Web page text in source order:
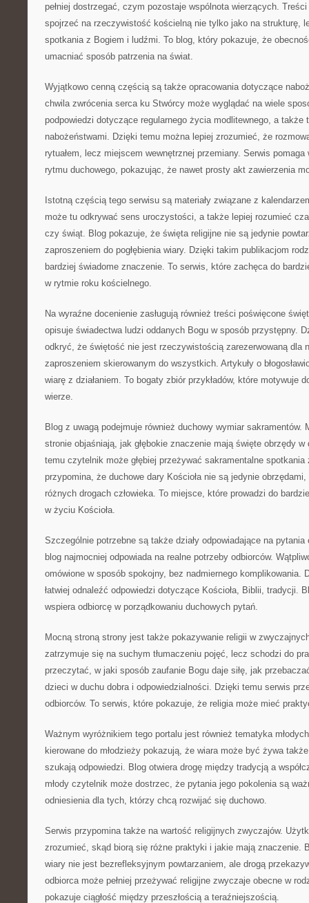
pełniej dostrzegać, czym pozostaje wspólnota wierzących.
spojrzeć na rzeczywistość kościelną nie tylko jako na strukturę,
spotkania z Bogiem i ludźmi. To blog, który pokazuje, że
umacniać sposób patrzenia na świat.
Wyjątkowo cenną częścią są także opracowania dotyczące
chwila zwrócenia serca ku Stwórcy może wyglądać na wiele
podpowiedzi dotyczące regularnego życia modlitewnego, a także
nabożeństwami. Dzięki temu można lepiej zrozumieć, że
rytuałem, lecz miejscem wewnętrznej przemiany. Serwis pomaga
rytmu duchowego, pokazując, że nawet prosty akt zawierzenia
Istotną częścią tego serwisu są materiały związane z
może tu odkrywać sens uroczystości, a także lepiej rozumieć
czy świąt. Blog pokazuje, że święta religijne nie są jedynie
zaproszeniem do pogłębienia wiary. Dzięki takim publikacjom
bardziej świadome znaczenie. To serwis, które zachęca do
w rytmie roku kościelnego.
Na wyraźne docenienie zasługują również treści poświęcone
opisuje świadectwa ludzi oddanych Bogu w sposób przystępny.
odkryć, że świętość nie jest rzeczywistością zarezerwowaną dla
zaproszeniem skierowanym do wszystkich. Artykuły o
wiarę z działaniem. To bogaty zbiór przykładów, które motywuje
wierze.
Blog z uwagą podejmuje również duchowy wymiar sakramentów.
stronie objaśniają, jak głębokie znaczenie mają święte obrzędy
temu czytelnik może głębiej przeżywać sakramentalne
przypomina, że duchowe dary Kościoła nie są jedynie
różnych drogach człowieka. To miejsce, które prowadzi do
w życiu Kościoła.
Szczególnie potrzebne są także działy odpowiadające na pytania
blog najmocniej odpowiada na realne potrzeby odbiorców.
omówione w sposób spokojny, bez nadmiernego komplikowania.
łatwiej odnaleźć odpowiedzi dotyczące Kościoła, Biblii, tradycji.
wspiera odbiorcę w porządkowaniu duchowych pytań.
Mocną stroną strony jest także pokazywanie religii w
zatrzymuje się na suchym tłumaczeniu pojęć, lecz schodzi do
przeczytać, w jaki sposób zaufanie Bogu daje siłę, jak
dzieci w duchu dobra i odpowiedzialności. Dzięki temu serwis
odbiorców. To serwis, które pokazuje, że religia może mieć
Ważnym wyróżnikiem tego portalu jest również tematyka
kierowane do młodzieży pokazują, że wiara może być żywa
szukają odpowiedzi. Blog otwiera drogę między tradycją a
młody czytelnik może dostrzec, że pytania jego pokolenia są
odniesienia dla tych, którzy chcą rozwijać się duchowo.
Serwis przypomina także na wartość religijnych zwyczajów.
zrozumieć, skąd biorą się różne praktyki i jakie mają znaczenie.
wiary nie jest bezrefleksyjnym powtarzaniem, ale drogą
odbiorca może pełniej przeżywać religijne zwyczaje obecne w
pokazuje ciągłość między przeszłością a teraźniejszością.